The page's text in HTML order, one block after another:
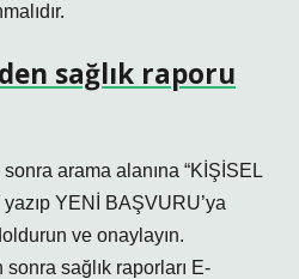
sağlık raporu
arama alanına “KİŞİSEL
YENİ BAŞVURU’ya
ve onaylayın.
sağlık raporları E-